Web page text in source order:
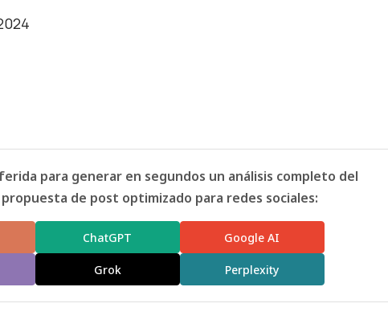
para generar en segundos un análisis completo del
de post optimizado para redes sociales:
ChatGPT Google AI
Grok Perplexity